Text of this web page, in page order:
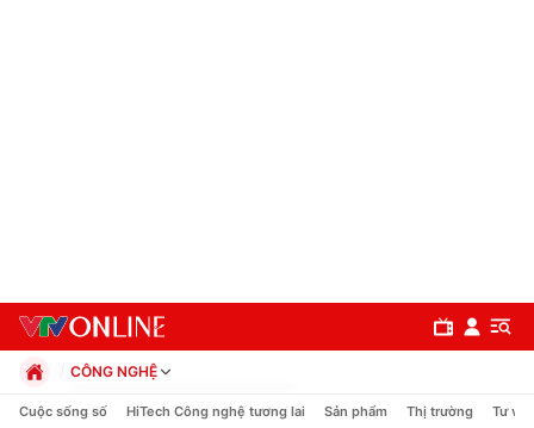
CÔNG NGHỆ
Chính trị
Cuộc sống số HiTech Công nghệ tương lai Sản phẩm Thị trường Tư vấn